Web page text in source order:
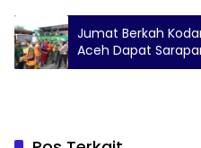
Jumat Berkah
Aceh Dapat